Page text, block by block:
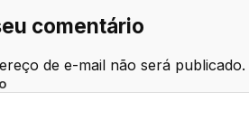
comentário
de e-mail não será publicado.